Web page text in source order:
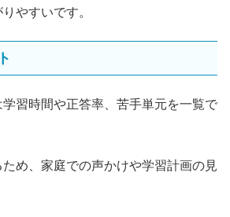
やすいです。
習時間や正答率、苦手単元を一覧で
め、家庭での声かけや学習計画の見